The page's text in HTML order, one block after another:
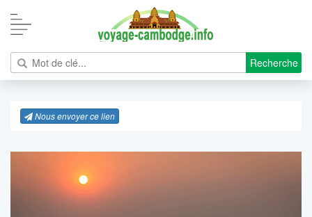
Recherche
Nous envoyer ce lien